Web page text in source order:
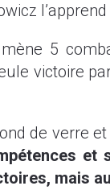
5
victoire
de verre
et
mais